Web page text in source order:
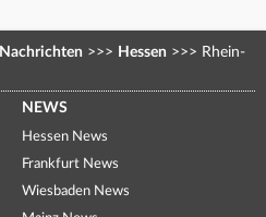
Nachrichten >>> Hessen >>> Rhein-
NEWS
Hessen News
Frankfurt News
Wiesbaden News